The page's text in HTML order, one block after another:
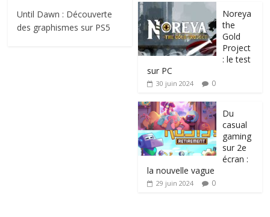
Until Dawn : Découverte
des graphismes sur PS5
Noreya
the
Gold
Project
: le test
sur PC
30 juin 2024 0
Du
casual
gaming
sur 2e
écran :
la nouvelle vague
29 juin 2024 0